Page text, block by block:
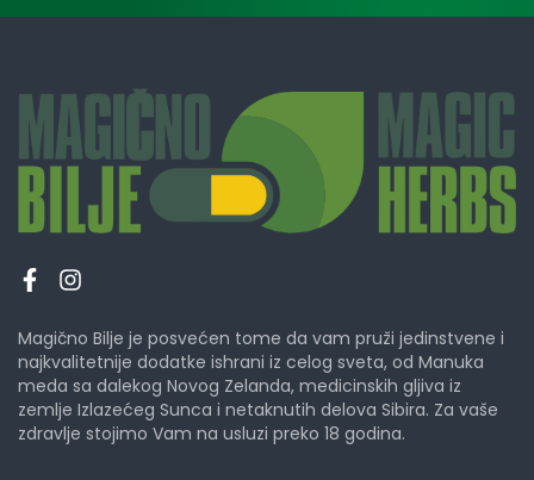
Magično Bilje je posvećen tome da vam pruži jedinstvene i
najkvalitetnije dodatke ishrani iz celog sveta, od Manuka
meda sa dalekog Novog Zelanda, medicinskih gljiva iz
zemlje Izlazećeg Sunca i netaknutih delova Sibira. Za vaše
zdravlje stojimo Vam na usluzi preko 18 godina.